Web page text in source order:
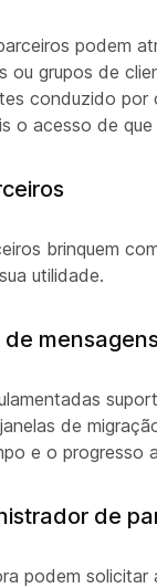
podem
ou grupos de
conduzido
o acesso de
brinquem
utilidade.
de
e o progresso
de
podem